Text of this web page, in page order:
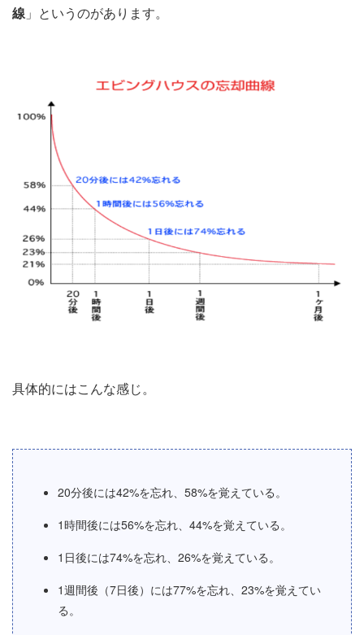
線 」というのがあります。
具体的にはこんな感じ。
20分後には42%を忘れ、58%を覚えている。
1時間後には56%を忘れ、44%を覚えている。
1日後には74%を忘れ、26%を覚えている。
1週間後（7日後）には77%を忘れ、23%を覚えてい
る。